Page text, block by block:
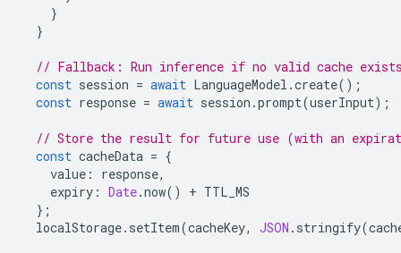
}
}
// Fallback: Run inference if no valid cache
const session = await LanguageModel .create();
const response = await session .prompt(userInput);
// Store the result for future use (with an
const cacheData = {
value : response,
expiry : Date.now() + TTL_MS
};
localStorage. setItem(cacheKey, JSON . stringify(